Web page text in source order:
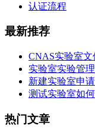
认证流程
最新推荐
CNAS实验室文
实验室实验管
新建实验室申
测试实验室如
热门文章